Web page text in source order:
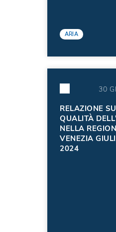
ARIA
30
RELAZIONE
QUALITÀ
NELLA
VENEZIA
2024